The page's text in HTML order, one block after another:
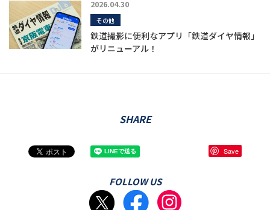
2026.04.30
その他
鉄道撮影に便利なアプリ「鉄道ダイヤ情報」
がリニューアル！
SHARE
Save
FOLLOW US